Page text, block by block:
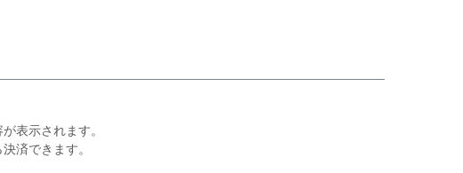
表示されます。
済できます。